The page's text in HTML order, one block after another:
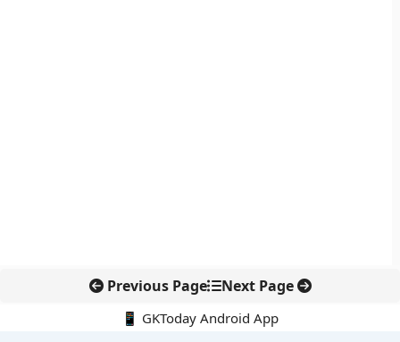
Previous Page Next Page
📱 GKToday Android App